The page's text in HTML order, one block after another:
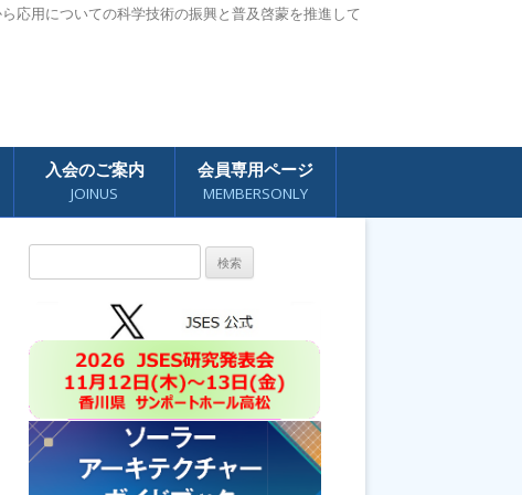
応用についての科学技術の振興と普及啓蒙を推進して
入会のご案内
JOINUS
会員専用ページ
MEMBERSONLY
索: